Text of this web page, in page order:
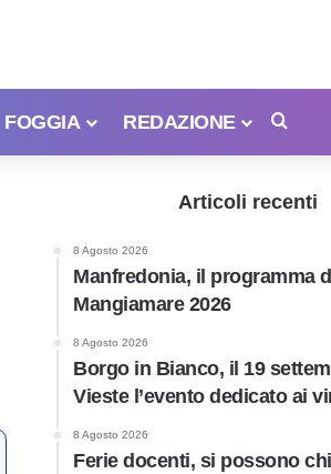
FOGGIA REDAZIONE
Articoli recenti
8 Agosto 2026
Manfredonia, il programma
Mangiamare 2026
8 Agosto 2026
Borgo in Bianco, il 19
Vieste l’evento dedicato ai
8 Agosto 2026
Ferie docenti, si possono